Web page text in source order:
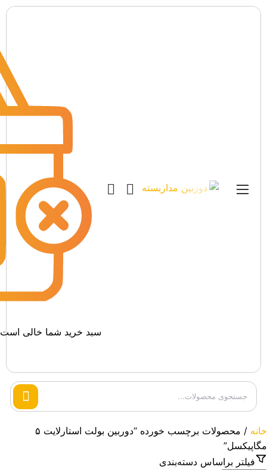
سبد خرید شما خالی
Search
خانه
/ محصولات برچسب خورده “دوربین بولت استارلایت ۵
مگاپیکسل”
فیلتر براساس دسته‌بندی